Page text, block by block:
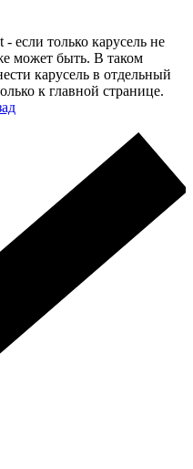
если только карусель не
может быть. В таком
карусель в отдельный
к главной странице.